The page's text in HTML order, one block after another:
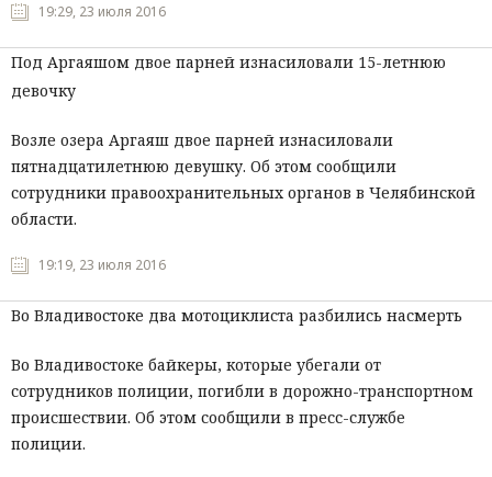
19:29, 23 июля 2016
Под Аргаяшом двое парней изнасиловали 15-летнюю
девочку
Возле озера Аргаяш двое парней изнасиловали
пятнадцатилетнюю девушку. Об этом сообщили
сотрудники правоохранительных органов в Челябинской
области.
19:19, 23 июля 2016
Во Владивостоке два мотоциклиста разбились насмерть
Во Владивостоке байкеры, которые убегали от
сотрудников полиции, погибли в дорожно-транспортном
происшествии. Об этом сообщили в пресс-службе
полиции.